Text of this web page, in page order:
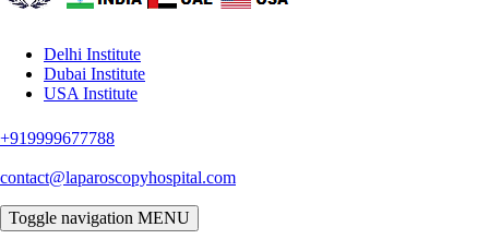
Delhi Institute
Dubai Institute
USA Institute
+919999677788
contact@laparoscopyhospital.com
Toggle navigation MENU